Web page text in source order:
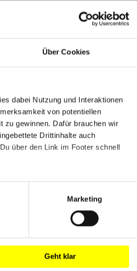
Über Cookies
dabei Nutzung und Interaktionen
von potentiellen
zu gewinnen. Dafür brauchen wir
Drittinhalte auch
über den Link im Footer schnell
Marketing
Geht klar